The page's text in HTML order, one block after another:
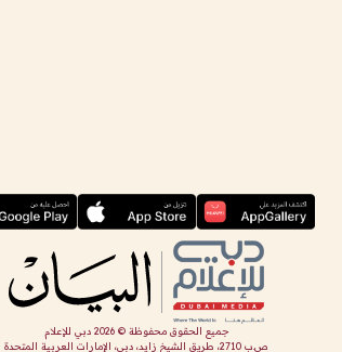
جميع الحقوق محفوظة ©2026 دبي للإعلام
ص.ب 2710، طريق الشيخ زايد، دبي، الإمارات العربية المتحدة